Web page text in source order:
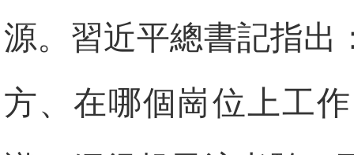
源。習近平總書記指出
方、在哪個崗位上工